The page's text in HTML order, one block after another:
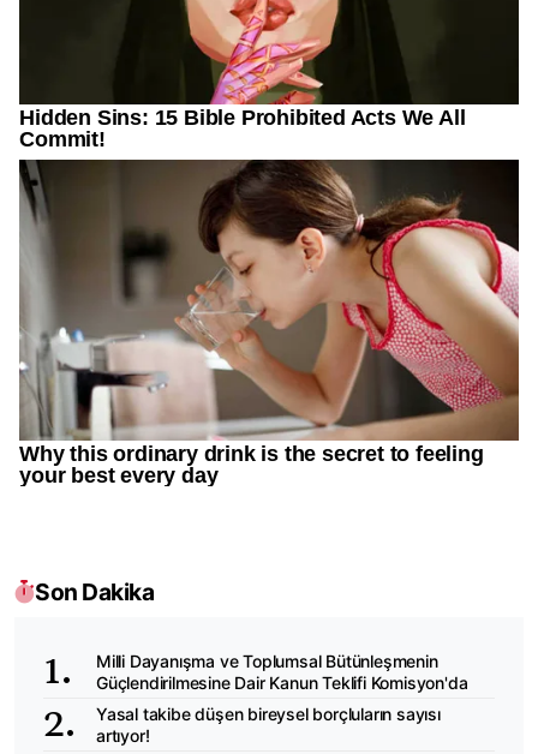
Son Dakika
Milli Dayanışma ve Toplumsal Bütünleşmenin
Güçlendirilmesine Dair Kanun Teklifi Komisyon'da
Yasal takibe düşen bireysel borçluların sayısı
artıyor!